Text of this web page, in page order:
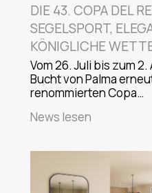
DIE 43. COPA DEL
SEGELSPORT,
KÖNIGLICHE
Vom 26. Juli bis zum
Bucht von Palma
renommierten Copa…
News lesen